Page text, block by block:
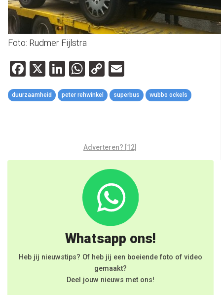
Foto: Rudmer Fijlstra
Facebook
X LinkedIn
WhatsApp
Copy
Link
duurzaamheid peter rehwinkel superbus wubbo ockels
Adverteren? [12]
Whatsapp ons!
Heb jij nieuwstips? Of heb jij een boeiende foto of video
gemaakt?
Deel jouw nieuws met ons!